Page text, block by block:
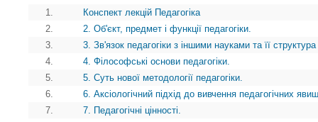
1.
Конспект лекцій Педагогіка
2.
2. Об'єкт, предмет і функції педагогіки.
3.
3. Зв'язок педагогіки з іншими науками та її структура
4.
4. Філософські основи педагогіки.
5.
5. Суть нової методології педагогіки.
6.
6. Аксіологічний підхід до вивчення педагогічних
7.
7. Педагогічні цінності.